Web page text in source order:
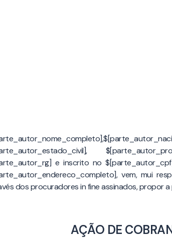
e inscrito no
vem, mui
dos procuradores in fine assinados, propor
AÇÃO DE